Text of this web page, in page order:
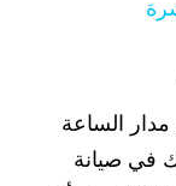
الساعة
في صيانة